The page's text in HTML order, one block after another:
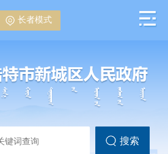
长者模式
搜索